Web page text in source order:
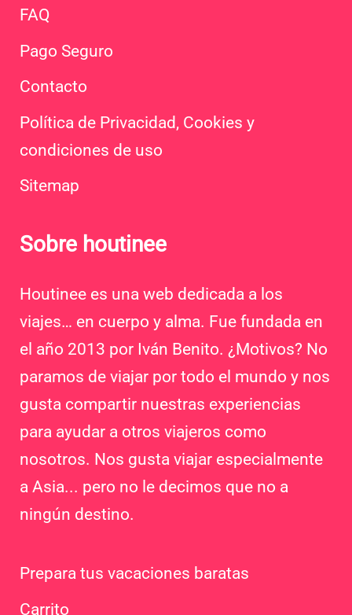
FAQ
Pago Seguro
Contacto
Política de Privacidad, Cookies y
condiciones de uso
Sitemap
Sobre houtinee
Houtinee es una web dedicada a los
viajes… en cuerpo y alma. Fue fundada en
el año 2013 por Iván Benito. ¿Motivos? No
paramos de viajar por todo el mundo y nos
gusta compartir nuestras experiencias
para ayudar a otros viajeros como
nosotros. Nos gusta viajar especialmente
a Asia... pero no le decimos que no a
ningún destino.
Prepara tus vacaciones baratas
Carrito